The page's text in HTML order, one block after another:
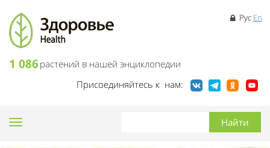
1 086растений в нашей энциклопедии
Рус En
Присоединяйтесь к нам:
Toggle